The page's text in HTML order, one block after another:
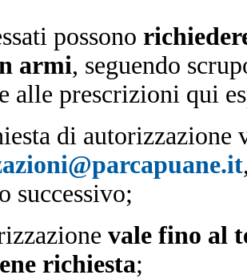
possono
armi, seguendo
alle prescrizioni qui
di
successivo;
vale fino al
richiesta;